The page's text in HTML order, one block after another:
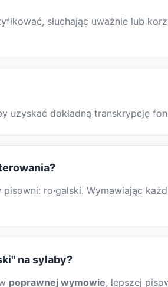
słuchając uważnie lub
uzyskać dokładną transkrypcję
ro·galski. Wymawiając
na sylaby?
poprawnej wymowie, lepszej